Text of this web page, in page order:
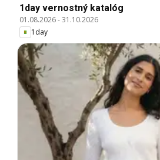
1day vernostný katalóg
01.08.2026-31.10.2026
1day